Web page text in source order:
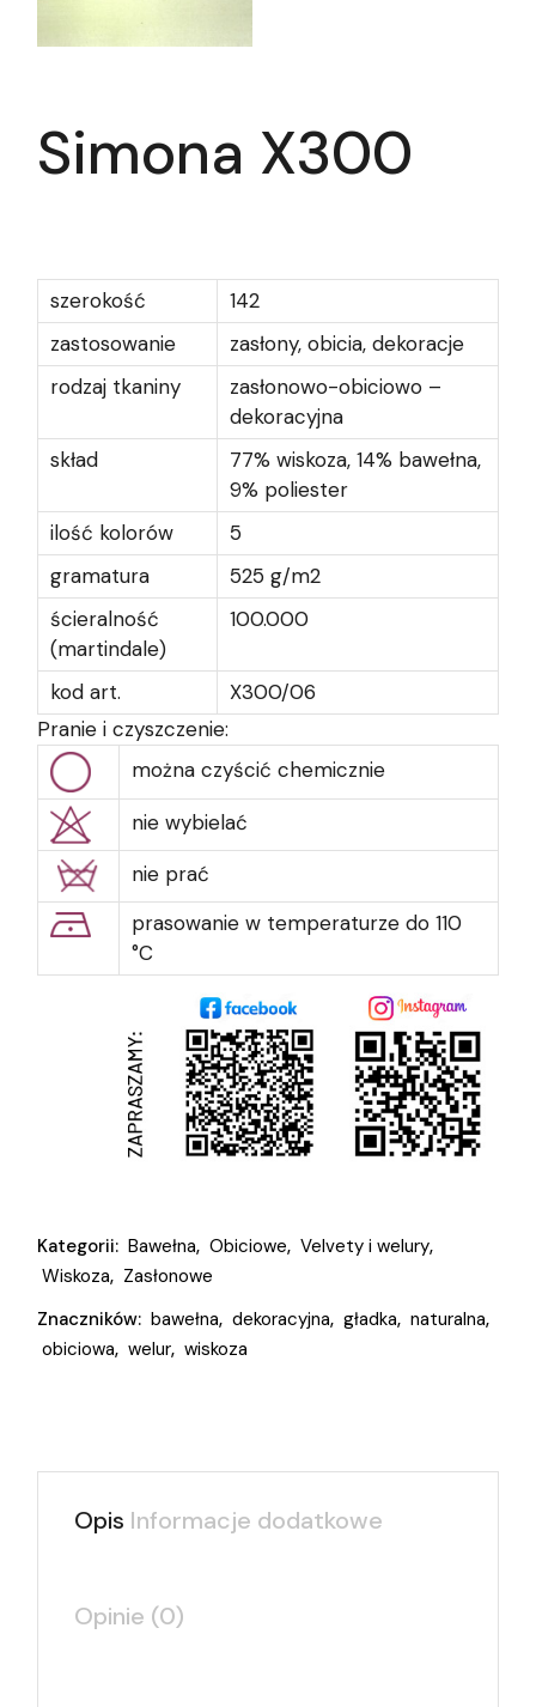
Simona X300
szerokość
142
zastosowanie
zasłony, obicia, dekoracje
rodzaj tkaniny
zasłonowo-obiciowo –
dekoracyjna
skład
77% wiskoza, 14% bawełna,
9% poliester
ilość kolorów
5
gramatura
525 g/m2
ścieralność
(martindale)
100.000
kod art.
X300/06
Pranie i czyszczenie:
można czyścić chemicznie
nie wybielać
nie prać
prasowanie w temperaturze do 110
°C
Kategorii: Bawełna, Obiciowe, Velvety i welury,
Wiskoza, Zasłonowe
Znaczników: bawełna, dekoracyjna, gładka, naturalna,
obiciowa, welur, wiskoza
Opis Informacje dodatkowe
Opinie (0)